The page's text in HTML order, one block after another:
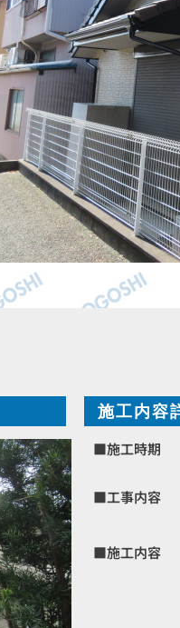
施工内容
■施工時期
■工事内容
■施工内容